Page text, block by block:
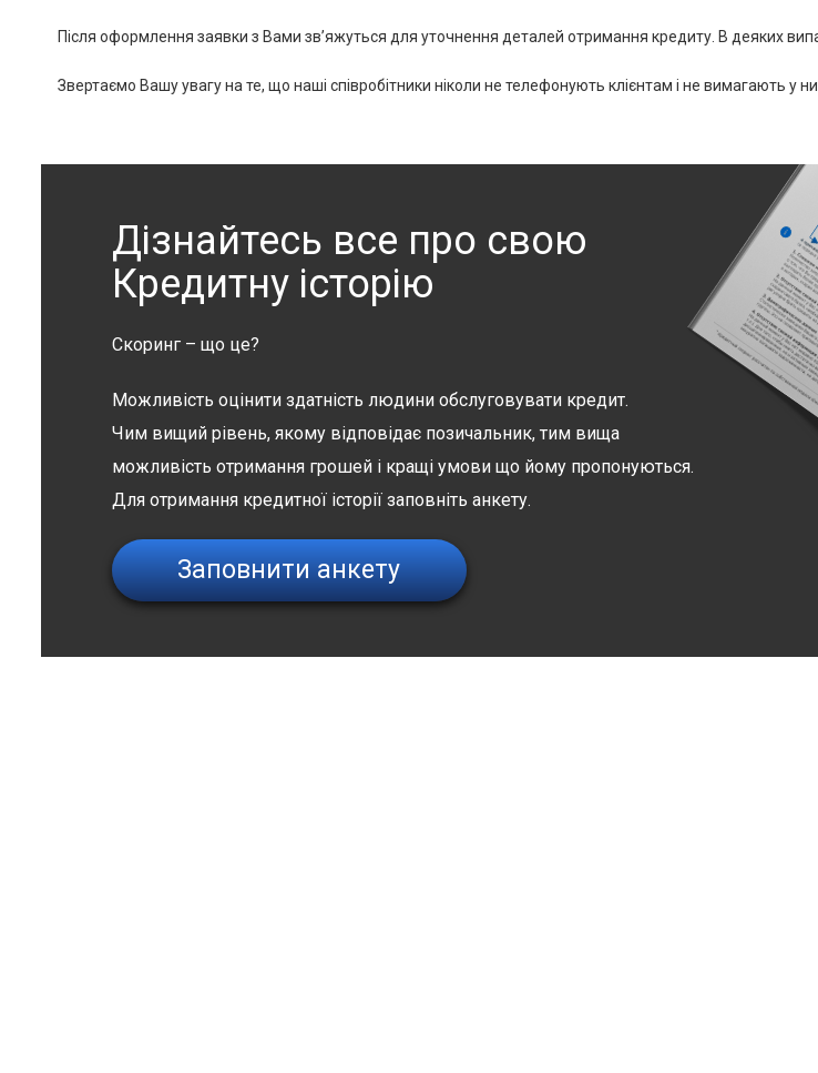
Після оформлення заявки з Вами зв’яжуться для уточнення деталей отримання кредиту. В деяких
Звертаємо Вашу увагу на те, що наші співробітники ніколи не телефонують клієнтам і не вимагають
Дізнайтесь все про свою
Кредитну історію
Скоринг – що це?
Можливість оцінити здатність людини обслуговувати кредит.
Чим вищий рівень, якому відповідає позичальник, тим вища
можливість отримання грошей і кращі умови що йому пропонуються.
Для отримання кредитної історії заповніть анкету.
Заповнити анкету